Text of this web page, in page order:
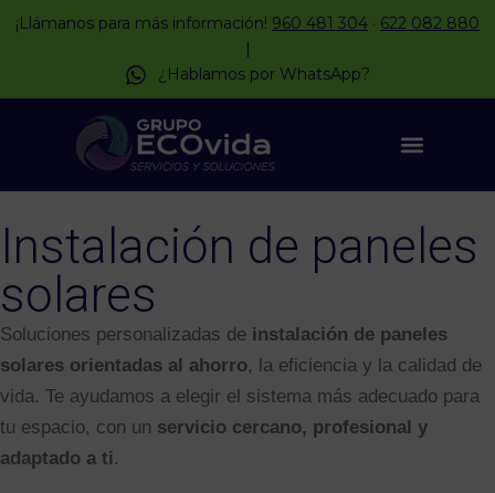
¡Llámanos para más información! 960 481 304 · 622 082 880
|
¿Hablamos por WhatsApp?
Instalación de paneles
solares
Soluciones personalizadas de instalación de paneles
solares orientadas al ahorro, la eficiencia y la calidad de
vida. Te ayudamos a elegir el sistema más adecuado para
tu espacio, con un servicio cercano, profesional y
adaptado a ti .